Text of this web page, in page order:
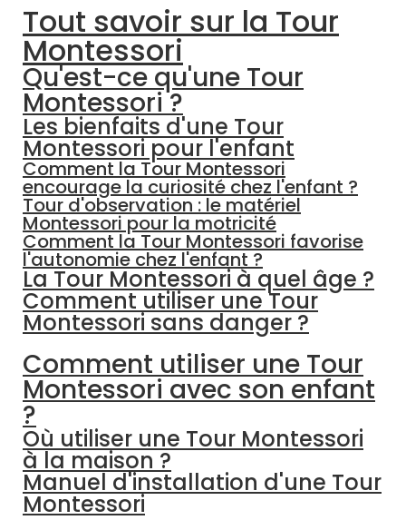
Tout savoir sur la Tour
Montessori
Qu'est-ce qu'une Tour
Montessori ?
Les bienfaits d'une Tour
Montessori pour l'enfant
Comment la Tour Montessori
encourage la curiosité chez l'enfant ?
Tour d'observation : le matériel
Montessori pour la motricité
Comment la Tour Montessori favorise
l'autonomie chez l'enfant ?
La Tour Montessori à quel âge ?
Comment utiliser une Tour
Montessori sans danger ?
Comment utiliser une Tour
Montessori avec son enfant
?
Où utiliser une Tour Montessori
à la maison ?
Manuel d'installation d'une Tour
Montessori